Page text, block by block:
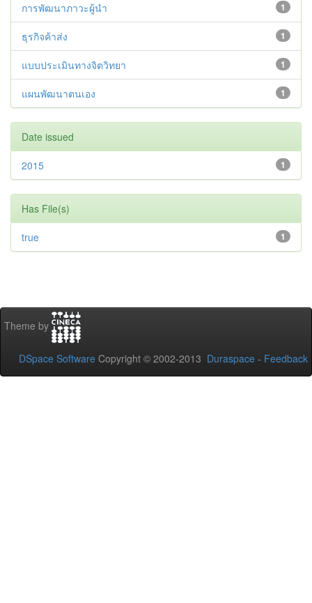
1
การพัฒนาภาวะผู้นำ
1
ธุรกิจค้าส่ง
1
แบบประเมินทางจิตวิทยา
1
แผนพัฒนาตนเอง
Date issued
1
2015
Has File(s)
1
true
Theme by
DSpace Software Copyright © 2002-2013 Duraspace - Feedback